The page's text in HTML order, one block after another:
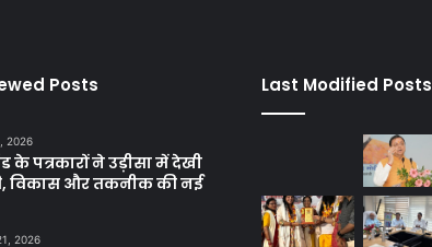
Posts
2026
के पत्रकारों ने उड़ीसा में देखी
विकास और तकनीक की नई
2026
Last Modified Posts